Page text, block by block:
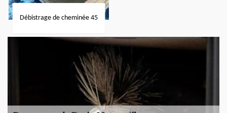
Débistrage de cheminée 45